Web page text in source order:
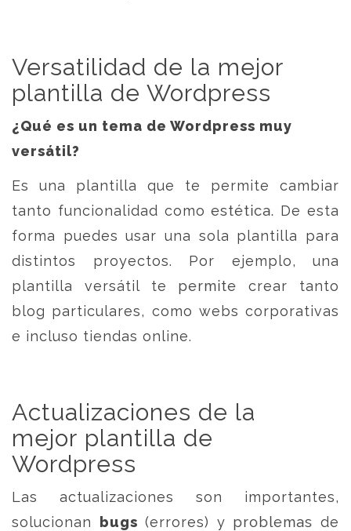
Versatilidad de la mejor
plantilla de Wordpress
¿Qué es un tema de Wordpress muy
versátil?
Es una plantilla que te permite cambiar
tanto funcionalidad como estética. De esta
forma puedes usar una sola plantilla para
distintos proyectos. Por ejemplo, una
plantilla versátil te permite crear tanto
blog particulares, como webs corporativas
e incluso tiendas online.
Actualizaciones de la
mejor plantilla de
Wordpress
Las actualizaciones son importantes,
solucionan
bugs (errores) y problemas de